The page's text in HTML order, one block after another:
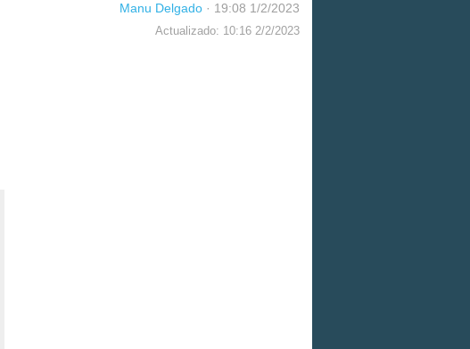
Manu Delgado · 19:08 1/2/2023
Actualizado: 10:16 2/2/2023